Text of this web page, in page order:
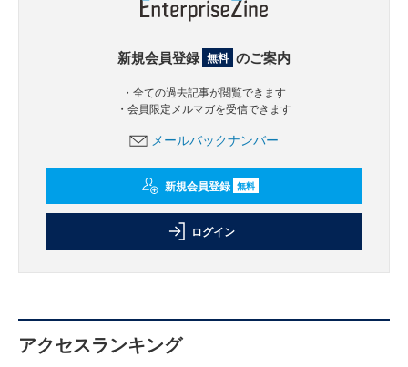
新規会員登録 無料 のご案内
・全ての過去記事が閲覧できます
・会員限定メルマガを受信できます
メールバックナンバー
新規会員登録 無料
ログイン
アクセスランキング